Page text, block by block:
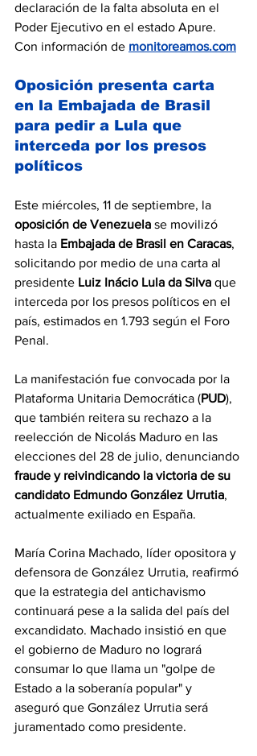
declaración de la falta absoluta en el
Poder Ejecutivo en el estado Apure.
Con información de monitoreamos.com
Oposición presenta carta
en la Embajada de Brasil
para pedir a Lula que
interceda por los presos
políticos
Este miércoles, 11 de septiembre, la
oposición de Venezuela se movilizó
hasta la Embajada de Brasil en Caracas,
solicitando por medio de una carta al
presidente Luiz Inácio Lula da Silva que
interceda por los presos políticos en el
país, estimados en 1.793 según el Foro
Penal.
La manifestación fue convocada por la
Plataforma Unitaria Democrática (PUD),
que también reitera su rechazo a la
reelección de Nicolás Maduro en las
elecciones del 28 de julio, denunciando
fraude y reivindicando la victoria de su
candidato Edmundo González Urrutia,
actualmente exiliado en España.
María Corina Machado, líder opositora y
defensora de González Urrutia, reafirmó
que la estrategia del antichavismo
continuará pese a la salida del país del
excandidato. Machado insistió en que
el gobierno de Maduro no logrará
consumar lo que llama un "golpe de
Estado a la soberanía popular" y
aseguró que González Urrutia será
juramentado como presidente.